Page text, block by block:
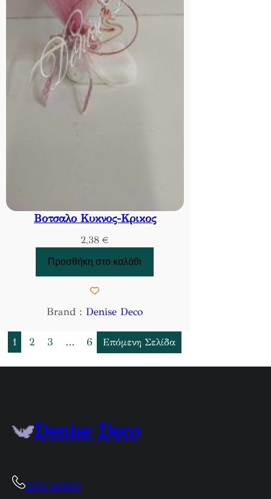
Βοτσαλο Κυκνος-Κρικος
2,38 €
Προσθήκη στο καλάθι
Brand :Denise Deco
1 2 3 … 6 Επόμενη Σελίδα
Denise Deco
2271 100307